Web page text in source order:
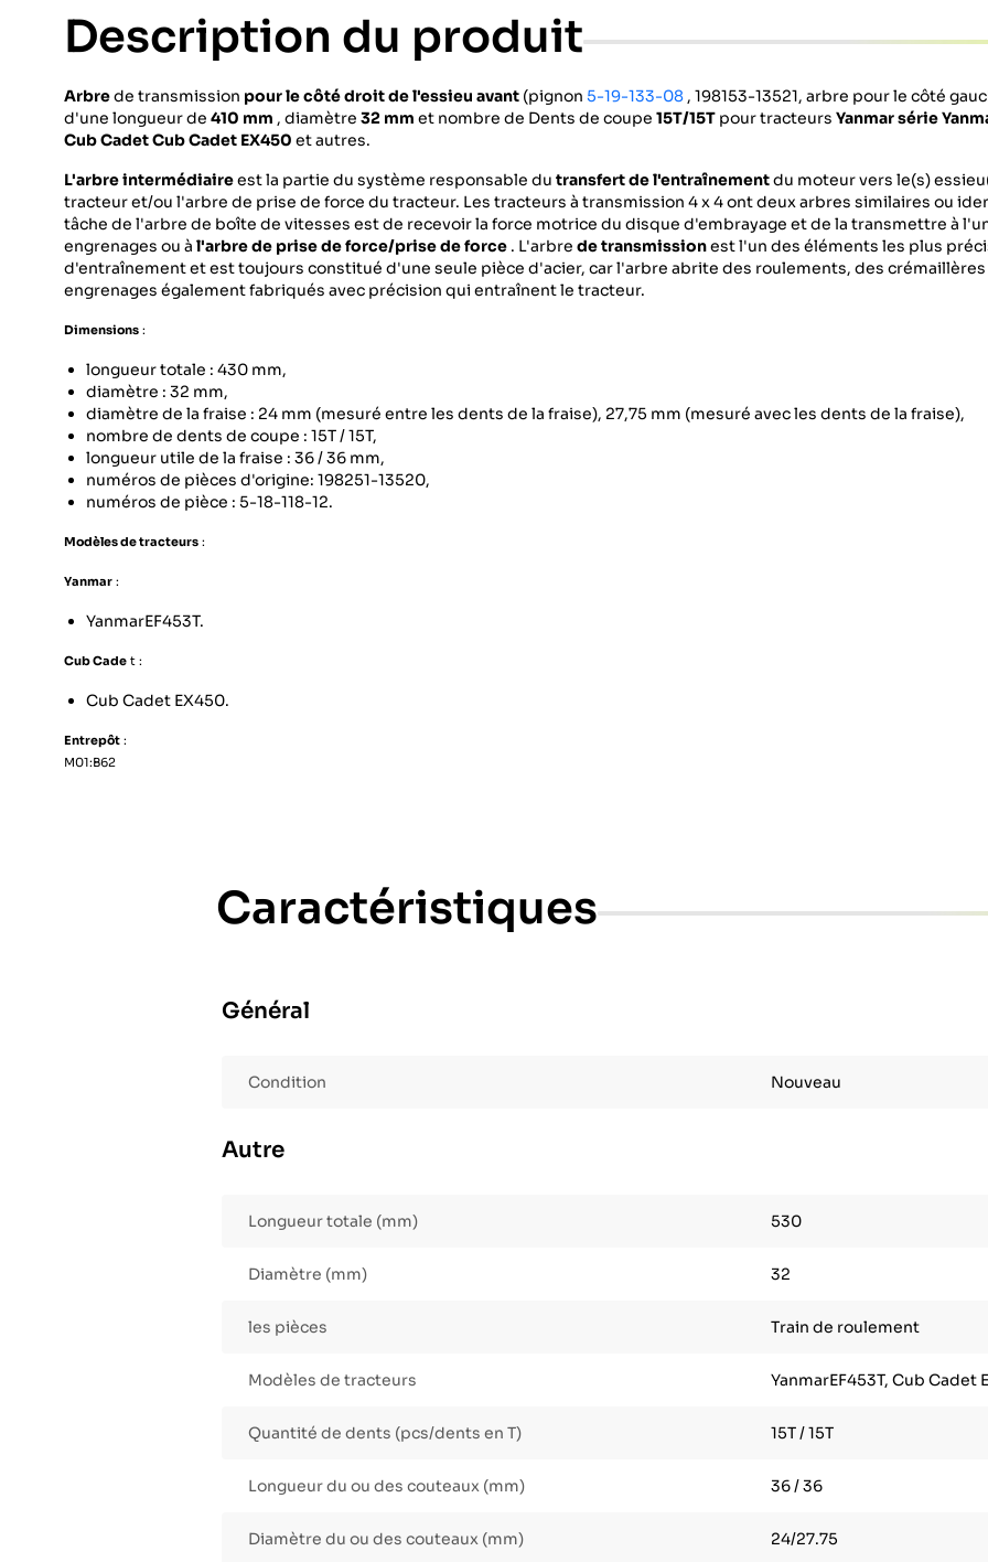
Description du produit
Arbrede transmission pour le côté droitde l'essieu avant (pignon 5-19-133-08 , 198153-13521, arbre pour le côté
d'une longueur de 410 mm , diamètre 32 mm et nombre de Dents de coupe 15T/15T pour tracteurs Yanmarsérie
Cub CadetCub Cadet EX450 et autres.
L'arbre intermédiaireest la partie du système responsable du transfert de l'entraînementdu moteur vers le(s)
tracteur et/ou l'arbre de prise de force du tracteur. Les tracteurs à transmission 4 x 4 ont deux arbres similaires ou
tâche de l'arbre de boîte de vitesses est de recevoir la force motrice du disque d'embrayage et de la transmettre à
engrenages ou à l'arbre de prise de force/prise de force . L'arbre de transmissionest l'un des éléments les plus
d'entraînement et est toujours constitué d'une seule pièce d'acier, car l'arbre abrite des roulements, des
engrenages également fabriqués avec précision qui entraînent le tracteur.
Dimensions :
longueur totale : 430 mm,
diamètre : 32 mm,
diamètre de la fraise : 24 mm (mesuré entre les dents de la fraise), 27,75 mm (mesuré avec les dents de la fraise),
nombre de dents de coupe : 15T / 15T,
longueur utile de la fraise : 36 / 36 mm,
numéros de pièces d'origine: 198251-13520,
numéros de pièce : 5-18-118-12.
Modèles de tracteurs :
Yanmar :
YanmarEF453T.
Cub Cade t :
Cub Cadet EX450.
Entrepôt :
M01:B62
Caractéristiques
Général
Condition Nouveau
Autre
Longueur totale (mm) 530
Diamètre (mm) 32
les pièces Train de roulement
Modèles de tracteurs YanmarEF453T, Cub Cadet
Quantité de dents (pcs/dents en T) 15T / 15T
Longueur du ou des couteaux (mm) 36 / 36
Diamètre du ou des couteaux (mm) 24/27.75